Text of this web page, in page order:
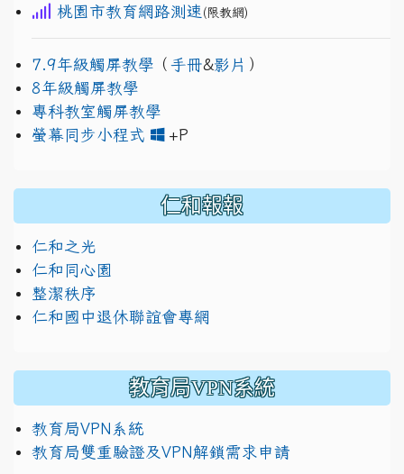
桃園市教育網路測速 (限教網)
7.9年級觸屏教學 （ 手冊&影片 ）
8年級觸屏教學
專科教室觸屏教學
螢幕同步小程式
+P
仁和報報
仁和之光
仁和同心園
整潔秩序
仁和國中退休聯誼會專網
教育局VPN系統
教育局VPN系統
教育局雙重驗證及VPN解鎖需求申請